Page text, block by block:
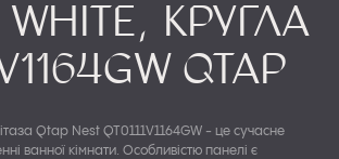
кругла
Qtap
Qtap Nest QT0111V1164GW - це сучасне
ванної кімнати. Особливістю панелі є